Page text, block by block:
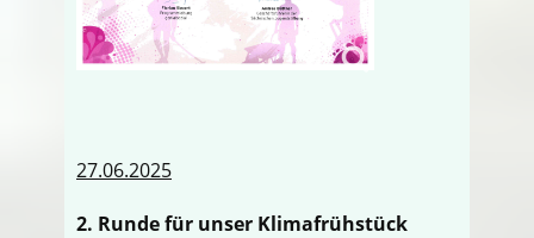
27.06.2025
2. Runde für unser Klimafrühstück